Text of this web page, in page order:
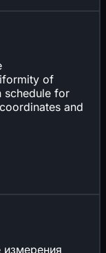
of
schedule for
and